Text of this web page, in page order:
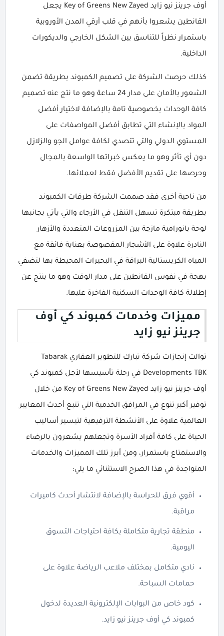
أوف جرينز نيو زايد Key of Greens New Zayed يجعل
القانطين يشعروا بأنهم في قلب أرقي المدن الأوروبية
باستمرار نظراً للتناسق بين الشكل الخارجي والديكورات
الداخلية.
كذلك حرصت الشركة على تصميم الكمبوند بطريقة تضمن
الشعور بالأمان على مدار 24 ساعة وهو ما نتج عنه تصميم
كافة الوحدات بخصوصية تامة بالإضافة لاختيار أفضل
المواد بالإنشاء التي تطابق أفضل المواصفات على
المستوي الدولي والتي تتصدي لكافة عوامل الجو والزلازل
دون أي تأثر وهو ما يعكس خبراتها الواسعة بالمجال
وحرصها على تقديم الأفضل فقط لعملائها.
من ناحية أخرى فقد صممت الشركة طرقات الكمبوند
بطريقة مبتكرة تسهل التنقل في الأرجاء والتي يأتي بجانبها
لوحة بانورامية مازجة بين المزروعات المتعددة والأزهار
النادرة علاوة على الأشجار المقصوصة بعناية فائقة مع
المياه الكريستالية البراقة في البحيرات المحيطة بها لتضفي
بهجة في نفوس القانطين على مدار الوقت وهو ما ينتج عن
إطلالة كافة الوحدات السكنية الفاخرة عليها.
مميزات وخدمات كمبوند كي أوف
جرينز نيو زايد
توالت إنجازات شركة تبارك للتطوير العقاري Tabarak
Developments TBK في رحلة تأسيسها لأجل كمبوند كي
أوف جرينز نيو زايد Key of Greens New Zayed من خلال
توفير أكبر تنوع في المرافق الخدمية التي تتبع أحدث المعايير
العالمية علاوة على الأنشطة الترفيهية لتيسير أساليب
الحياة على كافة أفراد الأسرة وتجعلهم يشعرون بالرضاء
والاستمتاع باستمرار، ومن أبرز تلك المميزات والخدمات
المتواجدة في هذا الصرح الاستثنائي ما يلي:
أقوي فرق للحراسة بالإضافة لانتشار أحدث كاميرات
مراقبة.
منطقة تجارية متكاملة بكافة احتياجات التسوق
اليومية.
نادي متكامل بمختلف ملاعب الرياضة علاوة على
حمامات السباحة.
كود خاص من البوابات الإلكترونية العديدة لدخول
كمبوند كي أوف جرينز نيو زايد.